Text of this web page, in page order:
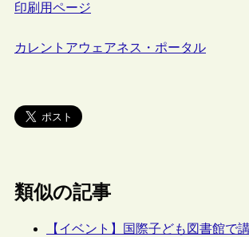
印刷用ページ
カレントアウェアネス・ポータル
類似の記事
【イベント】国際子ども図書館で